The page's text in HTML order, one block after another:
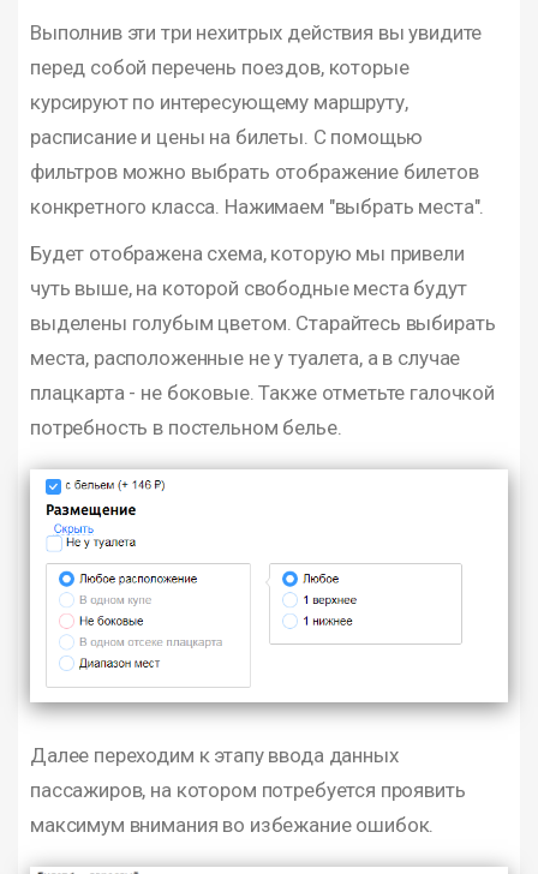
Выполнив эти три нехитрых действия вы увидите
перед собой перечень поездов, которые
курсируют по интересующему маршруту,
расписание и цены на билеты. С помощью
фильтров можно выбрать отображение билетов
конкретного класса. Нажимаем "выбрать места".
Будет отображена схема, которую мы привели
чуть выше, на которой свободные места будут
выделены голубым цветом. Старайтесь выбирать
места, расположенные не у туалета, а в случае
плацкарта - не боковые. Также отметьте галочкой
потребность в постельном белье.
Далее переходим к этапу ввода данных
пассажиров, на котором потребуется проявить
максимум внимания во избежание ошибок.